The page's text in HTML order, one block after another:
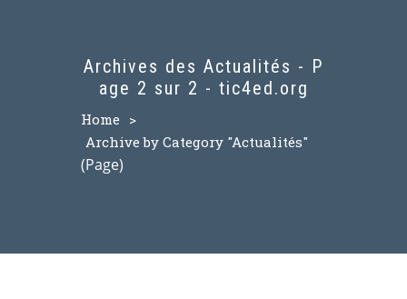
Archives des Actualités - P
age 2 sur 2 - tic4ed.org
Home >
Archive by Category "Actualités"
(Page)